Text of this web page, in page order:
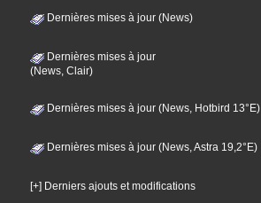
Dernières mises à jour (News)
Dernières mises à jour
(News, Clair)
Dernières mises à jour (News, Hotbird 13°E)
Dernières mises à jour (News, Astra 19,2°E)
[+] Derniers ajouts et modifications